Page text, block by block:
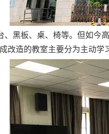
黑板、桌、椅等。但如今
改造的教室主要分为主动学